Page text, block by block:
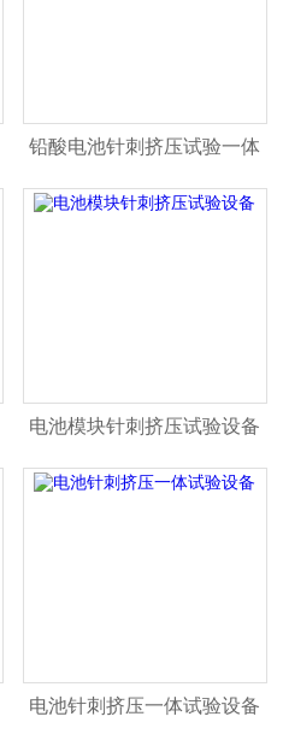
铅酸电池针刺挤压试验一体
机
电池模块针刺挤压试验设备
电池针刺挤压一体试验设备